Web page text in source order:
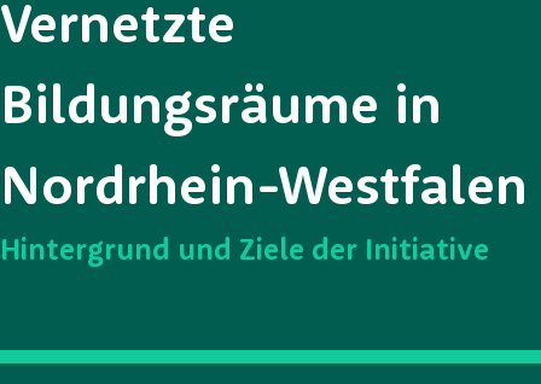
Vernetzte
Bildungsräume in
Nordrhein-Westfalen
Hintergrund und Ziele der Initiative